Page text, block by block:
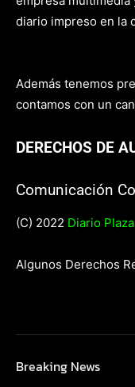
diario impreso en la
Además tenemos
contamos con un
DERECHOS DE
Comunicación
(C) 2022 Diario
Algunos Derechos
Breaking News